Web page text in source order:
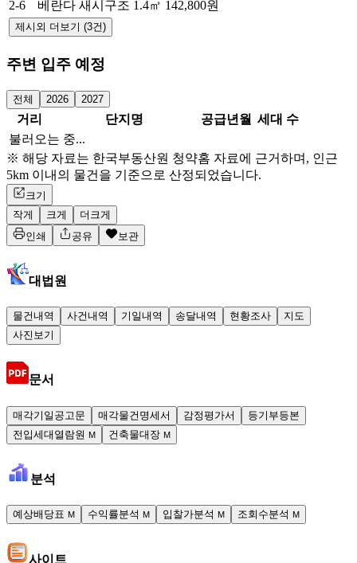
2-6
베란다 새시구조 1.4㎡ 142,800원
제시외 더보기 (3건)
주변 입주 예정
전체 2026 2027
거리 단지명 공급년월 세대 수
불러오는 중...
※ 해당 자료는 한국부동산원 청약홈 자료에 근거하며, 인근
5km 이내의 물건을 기준으로 산정되었습니다.
크기
작게
크게
더크게
인쇄
공유 보관
대법원
물건내역 사건내역 기일내역 송달내역 현황조사
지도
사진보기
문서
매각기일공고문 매각물건명세서 감정평가서
등기부등본
전입세대열람원 M 건축물대장 M
분석
예상배당표 M 수익률분석 M 입찰가분석 M 조회수분석 M
사이트